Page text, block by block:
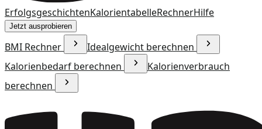
ErfolgsgeschichtenKalorientabelleRechnerHilfe
Jetzt ausprobieren
BMI Rechner
Idealgewicht berechnen
Kalorienbedarf berechnen
Kalorienverbrauch
berechnen